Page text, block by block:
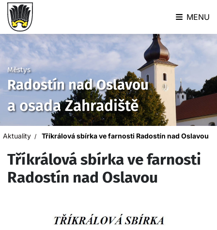
MENU
Městys
Radostín nad Oslavou
a osada Zahradiště
Aktuality Tříkrálová sbírka ve farnosti Radostín nad Oslavou
Tříkrálová sbírka ve farnosti
Radostín nad Oslavou